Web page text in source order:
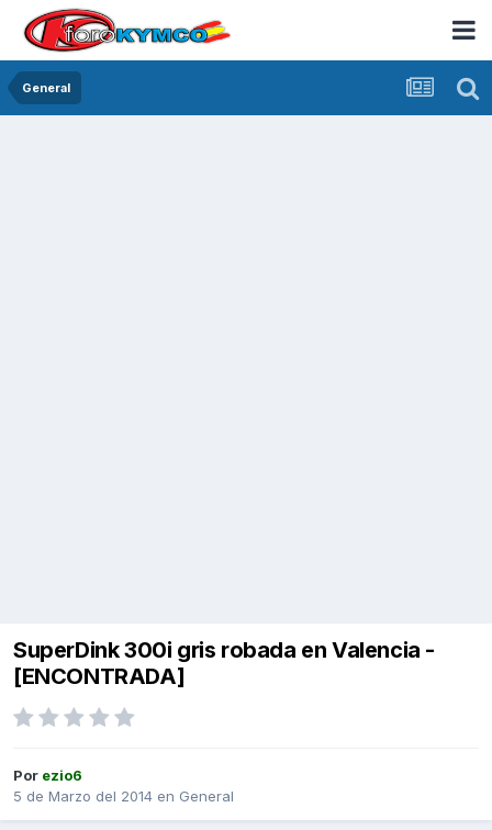
General
SuperDink 300i gris robada en Valencia -
[ENCONTRADA]
Por ezio6
5 de Marzo del 2014 en General